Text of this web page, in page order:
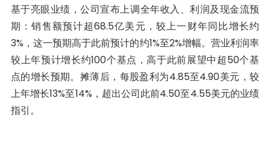
基于亮眼业绩，公司宣布上调全年收入、利润及现金流预
期：销售额预计超68.5亿美元，较上一财年同比增长约
3%，这一预期高于此前预计的约1%至2%增幅。营业利润率
较上年预计增长约100个基点，高于此前展望中超50个基
点的增长预期。摊薄后，每股盈利为4.85至4.90美元，较
上年增长13%至14%，超出公司此前4.50至4.55美元的业绩
指引。